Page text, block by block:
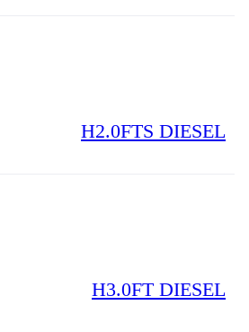
H2.0FTS DIESEL
H3.0FT DIESEL